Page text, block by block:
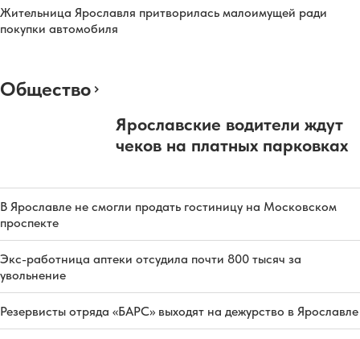
Жительница Ярославля притворилась малоимущей ради
покупки автомобиля
Общество
Ярославские водители ждут
чеков на платных парковках
В Ярославле не смогли продать гостиницу на Московском
проспекте
Экс-работница аптеки отсудила почти 800 тысяч за
увольнение
Резервисты отряда «БАРС» выходят на дежурство в Ярославле